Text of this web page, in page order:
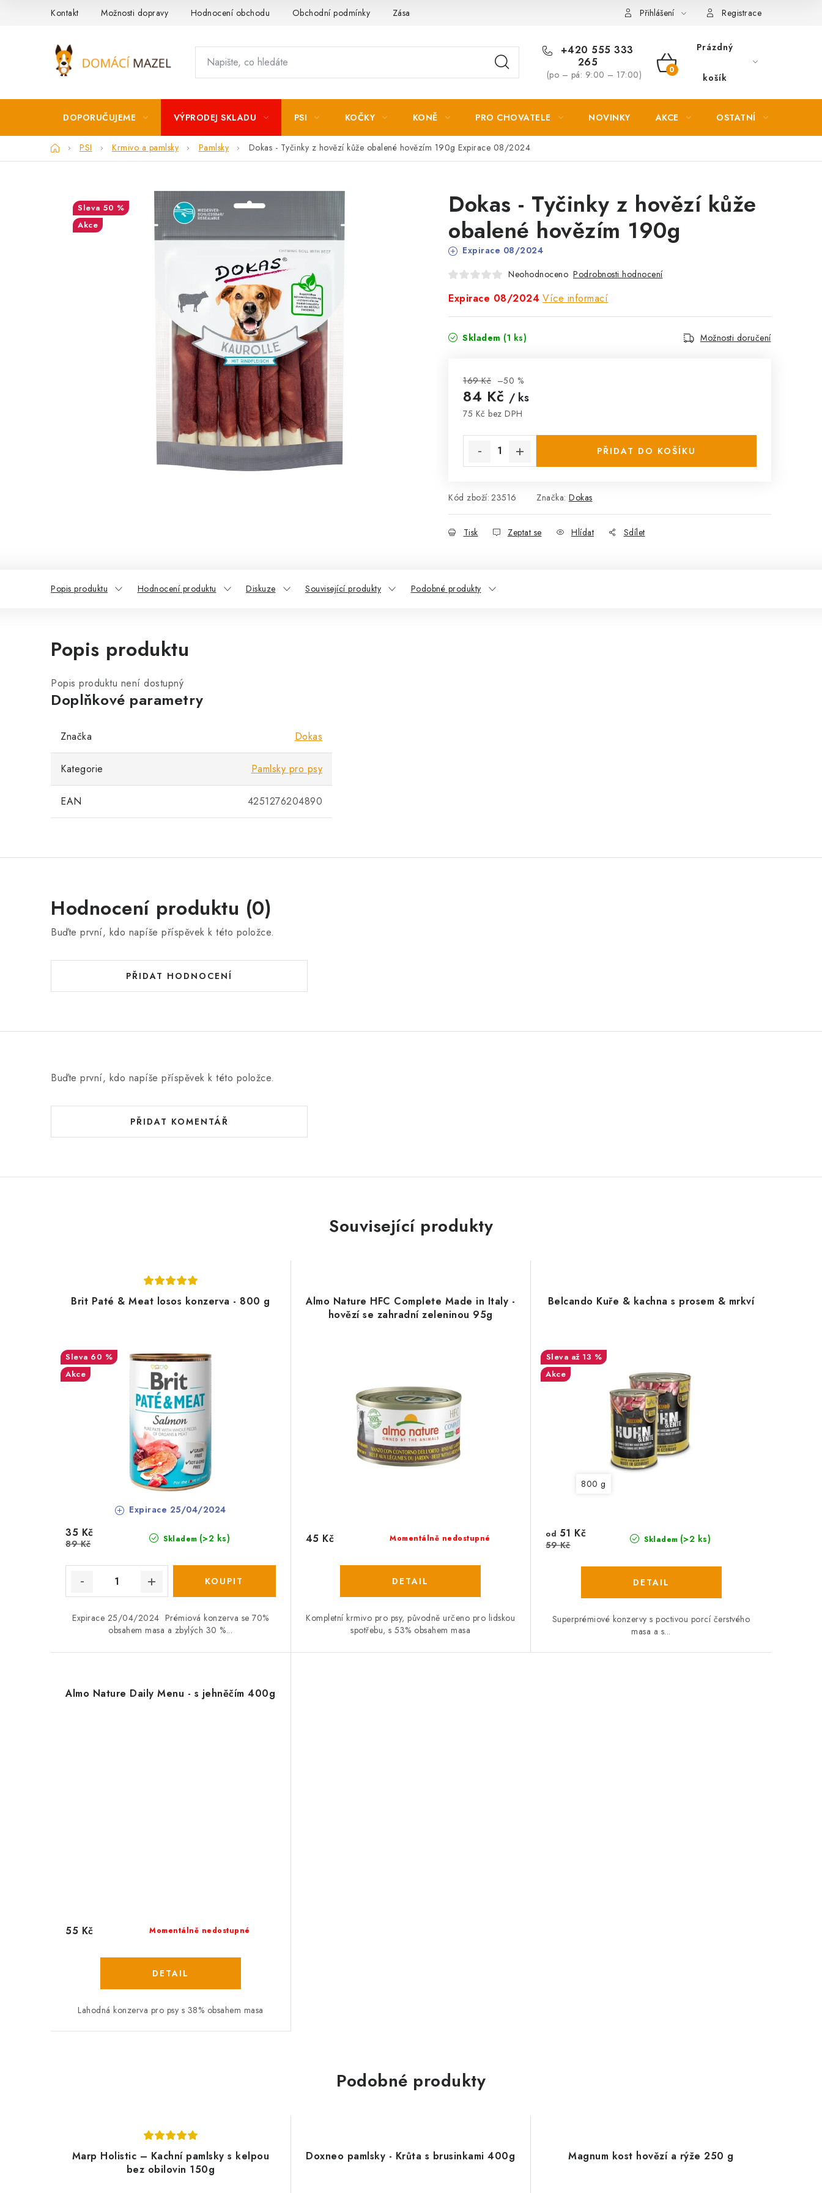
Kontakt Možnosti dopravy Hodnocení obchodu Obchodní podmínky Zásady zpracování osobních údajů Přihlášení Registrace
+420 555 333
265
(po – pá: 9:00 – 17:00)
NÁKUPNÍ
Prázdný
košík
DOPORUČUJEME VÝPRODEJ SKLADU PSI KOČKY KONĚ PRO CHOVATELE NOVINKY AKCE OSTATNÍ
DomůPSI Krmivo a pamlsky Pamlsky Dokas - Tyčinky z hovězí kůže obalené hovězím 190g Expirace 08/2024
Dokas - Tyčinky z hovězí kůže
obalené hovězím 190g
Expirace 08/2024
Neohodnoceno Podrobnosti hodnocení
Expirace 08/2024 Více informací
Skladem (1 ks) Možnosti doručení
169 Kč –50 %
84 Kč / ks
75 Kč bez DPH
PŘIDAT DO KOŠÍKU
Kód zboží: 23516 Značka: Dokas
Tisk Zeptat se Hlídat Sdílet
50 %
Akce
Popis produktu Hodnocení produktu Diskuze Související produkty Podobné produkty
Popis produktu
Popis produktu není dostupný
Doplňkové parametry
Značka Dokas
Kategorie Pamlsky pro psy
EAN 4251276204890
Hodnocení produktu (0)
Buďte první, kdo napíše příspěvek k této položce.
PŘIDAT HODNOCENÍ
Buďte první, kdo napíše příspěvek k této položce.
PŘIDAT KOMENTÁŘ
Související produkty
Brit Paté & Meat losos konzerva - 800 g
60 %
Akce
Expirace 25/04/2024
Skladem (>2 ks)
35 Kč
89 Kč
Expirace 25/04/2024 Prémiová konzerva se 70%
obsahem masa a zbylých 30 %...
Almo Nature HFC Complete Made in Italy -
hovězí se zahradní zeleninou 95g
Momentálně nedostupné
45 Kč
Kompletní krmivo pro psy, původně určeno pro lidskou
spotřebu, s 53% obsahem masa
Belcando Kuře & kachna s prosem & mrkví
až 13 %
Akce
800 g
Skladem (>2 ks)
od 51 Kč
59 Kč
Superprémiové konzervy s poctivou porcí čerstvého
masa a s...
Almo Nature Daily Menu - s jehněčím 400g
Momentálně nedostupné
55 Kč
Lahodná konzerva pro psy s 38% obsahem masa
Podobné produkty
Marp Holistic – Kachní pamlsky s kelpou
bez obilovin 150g
Doxneo pamlsky - Krůta s brusinkami 400g Magnum kost hovězí a rýže 250 g